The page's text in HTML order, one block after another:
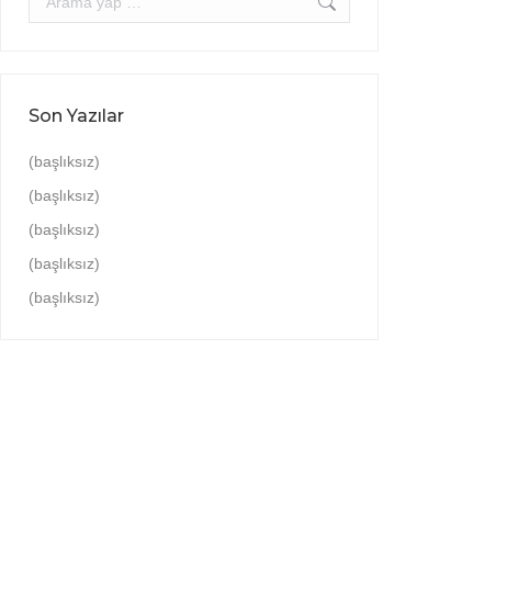
Son Yazılar
(başlıksız)
(başlıksız)
(başlıksız)
(başlıksız)
(başlıksız)